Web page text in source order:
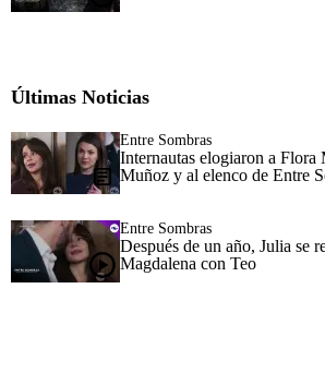
Últimas Noticias
Entre Sombras
Internautas elogiaron a Flora
Muñoz y al elenco de Entre
Entre Sombras
Después de un año, Julia se
Magdalena con Teo